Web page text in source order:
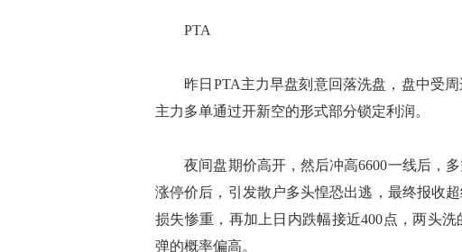
PTA
昨日PTA主力早盘刻意回落洗盘，盘中受周
主力多单通过开新空的形式部分锁定利润。
夜间盘期价高开，然后冲高6600一线后，多
涨停价后，引发散户多头惶恐出逃，最终报收
损失惨重，再加上日内跌幅接近400点，两头
弹的概率偏高。